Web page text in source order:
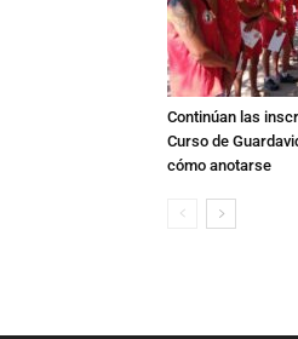
Continúan las
Curso de
cómo anotarse